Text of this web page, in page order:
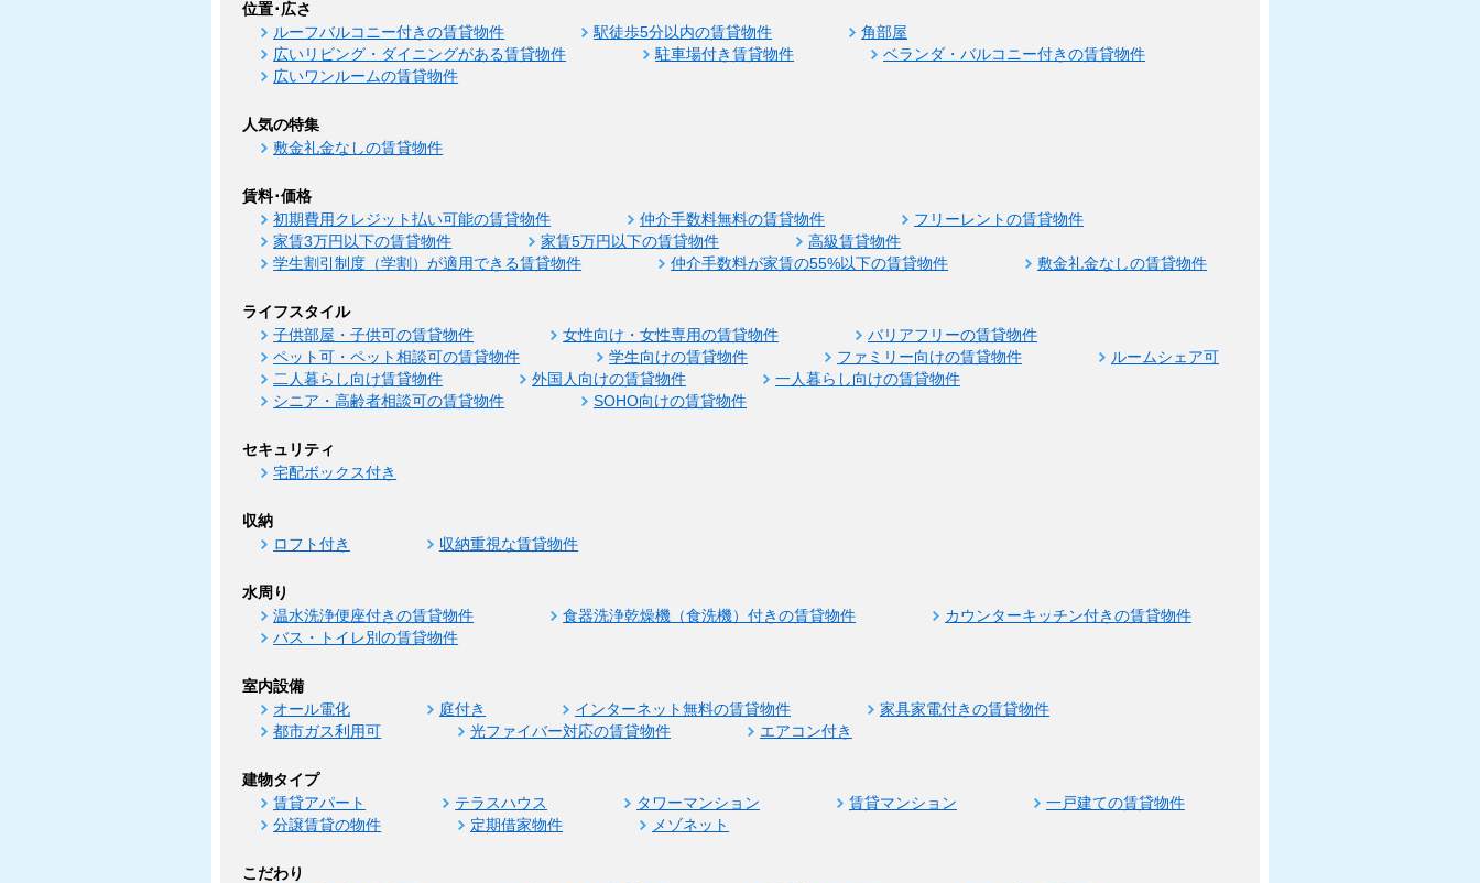
位置･広さ
ルーフバルコニー付きの賃貸物件 駅徒歩5分以内の賃貸物件
角部屋
広いリビング・ダイニングがある賃貸物件
駐車場付き賃貸物件
ベランダ・バルコニー付きの賃貸物件
広いワンルームの賃貸物件
人気の特集
敷金礼金なしの賃貸物件
賃料･価格
初期費用クレジット払い可能の賃貸物件 仲介手数料無料の賃貸物件
フリーレントの賃貸物件
家賃3万円以下の賃貸物件
家賃5万円以下の賃貸物件
高級賃貸物件
学生割引制度（学割）が適用できる賃貸物件
仲介手数料が家賃の55%以下の賃貸物件 敷金礼金なしの賃貸物件
ライフスタイル
子供部屋・子供可の賃貸物件 女性向け・女性専用の賃貸物件
バリアフリーの賃貸物件
ペット可・ペット相談可の賃貸物件
学生向けの賃貸物件 ファミリー向けの賃貸物件
ルームシェア可
二人暮らし向け賃貸物件
外国人向けの賃貸物件
一人暮らし向けの賃貸物件
シニア・高齢者相談可の賃貸物件
SOHO向けの賃貸物件
セキュリティ
宅配ボックス付き
収納
ロフト付き 収納重視な賃貸物件
水周り
温水洗浄便座付きの賃貸物件 食器洗浄乾燥機（食洗機）付きの賃貸物件
カウンターキッチン付きの賃貸物件
バス・トイレ別の賃貸物件
室内設備
オール電化 庭付き インターネット無料の賃貸物件
家具家電付きの賃貸物件
都市ガス利用可
光ファイバー対応の賃貸物件 エアコン付き
建物タイプ
賃貸アパート テラスハウス タワーマンション 賃貸マンション
一戸建ての賃貸物件
分譲賃貸の物件
定期借家物件 メゾネット
こだわり